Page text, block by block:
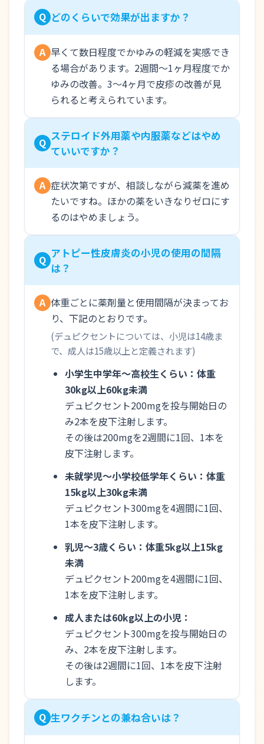
Q どのくらいで効果が出ますか？
A 早くて数日程度でかゆみの軽減を実感でき
る場合があります。2週間～1ヶ月程度でか
ゆみの改善。3〜4ヶ月で皮疹の改善が見
られると考えられています。
Q
ステロイド外用薬や内服薬などはやめ
ていいですか？
A 症状次第ですが、相談しながら減薬を進め
たいですね。ほかの薬をいきなりゼロにす
るのはやめましょう。
Q
アトピー性皮膚炎の小児の使用の間隔
は？
A 体重ごとに薬剤量と使用間隔が決まってお
り、下記のとおりです。
(デュピクセントについては、小児は14歳ま
で、成人は15歳以上と定義されます)
小学生中学年～高校生くらい：体重
30kg以上60kg未満
デュピクセント200mgを投与開始日の
み2本を皮下注射します。
その後は200mgを2週間に1回、1本を
皮下注射します。
未就学児～小学校低学年くらい：体重
15kg以上30kg未満
デュピクセント300mgを4週間に1回、
1本を皮下注射します。
乳児～3歳くらい：体重5kg以上15kg
未満
デュピクセント200mgを4週間に1回、
1本を皮下注射します。
成人または60kg以上の小児：
デュピクセント300mgを投与開始日の
み、2本を皮下注射します。
その後は2週間に1回、1本を皮下注射
します。
Q 生ワクチンとの兼ね合いは？